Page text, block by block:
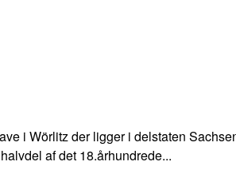
i Wörlitz der ligger i delstaten
af det 18.århundrede...